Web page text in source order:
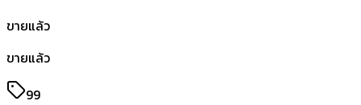
ขายแล้ว
ขายแล้ว
99